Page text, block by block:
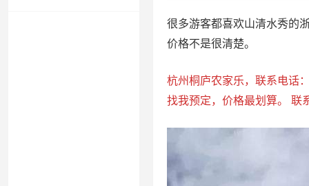
很多游客都喜欢山清水秀的
价格不是很清楚。
杭州桐庐农家乐，联系电话
找我预定，价格最划算。 联